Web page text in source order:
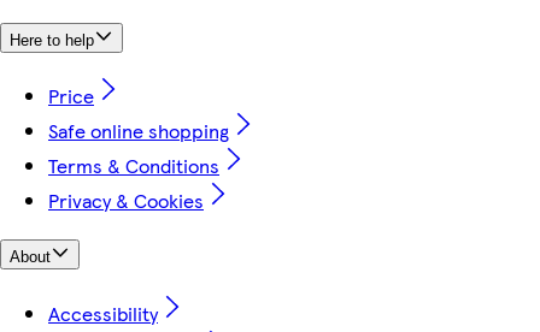
Here to help
Price
Safe online shopping
Terms & Conditions
Privacy & Cookies
About
Accessibility